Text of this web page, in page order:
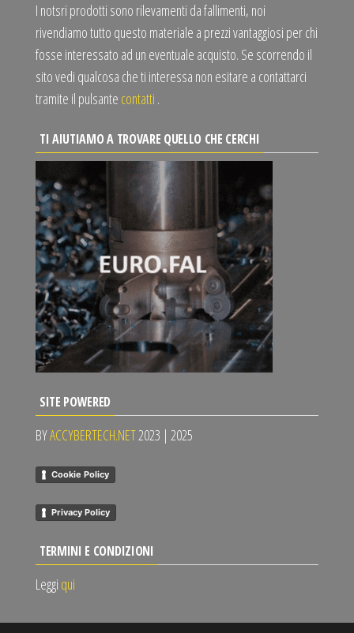
I notsri prodotti sono rilevamenti da fallimenti, noi
rivendiamo tutto questo materiale a prezzi vantaggiosi per chi
fosse interessato ad un eventuale acquisto. Se scorrendo il
sito vedi qualcosa che ti interessa non esitare a contattarci
tramite il pulsante contatti .
TI AIUTIAMO A TROVARE QUELLO CHE CERCHI
SITE POWERED
BYACCYBERTECH.NET2023 | 2025
Cookie Policy
Privacy Policy
TERMINI E CONDIZIONI
Leggi qui